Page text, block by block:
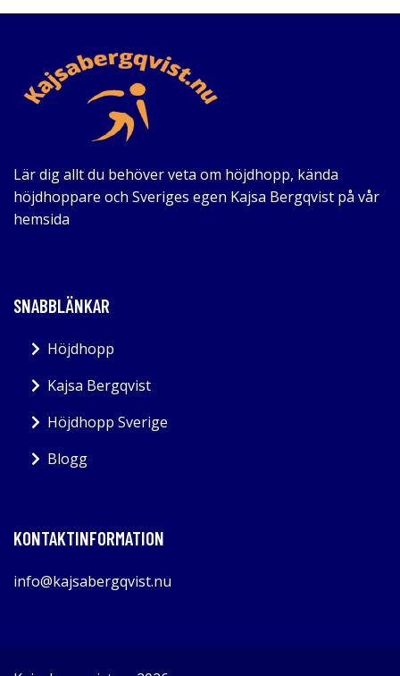
Lär dig allt du behöver veta om höjdhopp, kända
höjdhoppare och Sveriges egen Kajsa Bergqvist på vår
hemsida
SNABBLÄNKAR
Höjdhopp
Kajsa Bergqvist
Höjdhopp Sverige
Blogg
KONTAKTINFORMATION
info@kajsabergqvist.nu